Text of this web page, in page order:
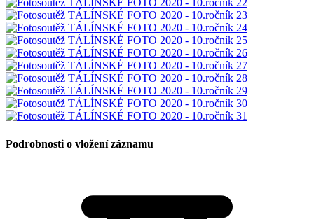
Podrobnosti o vložení záznamu